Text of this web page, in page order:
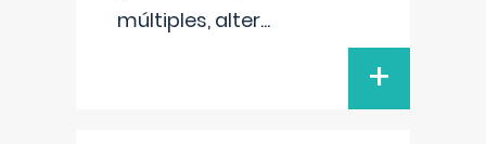
múltiples, alter...
+